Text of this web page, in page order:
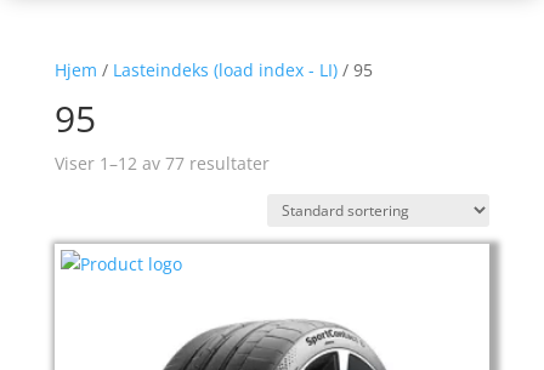
Hjem / Lasteindeks (load index - LI)/ 95
95
Viser 1–12 av 77 resultater